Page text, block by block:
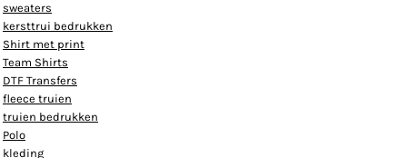
sweaters
kersttrui bedrukken
Shirt met print
Team Shirts
DTF Transfers
fleece truien
truien bedrukken
Polo
kleding